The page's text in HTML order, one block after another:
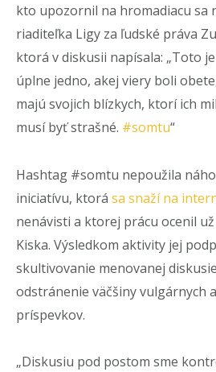
kto upozornil na hromadiacu sa
riaditeľka Ligy za ľudské práva
ktorá v diskusii napísala: „Toto
úplne jedno, akej viery boli
majú svojich blízkych, ktorí ich
musí byť strašné. #somtu“
Hashtag #somtu nepoužila
iniciatívu, ktorá sa snaží na
nenávisti a ktorej prácu ocenil
Kiska. Výsledkom aktivity jej
skultivovanie menovanej
odstránenie väčšiny vulgárnych
príspevkov.
„Diskusiu pod postom sme